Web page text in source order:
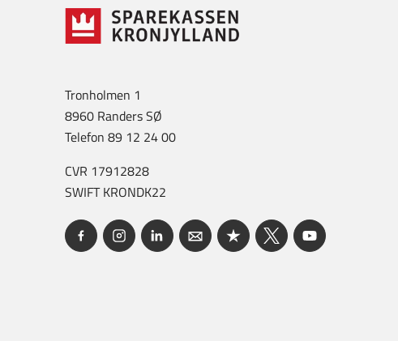
Tronholmen 1
8960 Randers SØ
Telefon 89 12 24 00
CVR 17912828
SWIFT KRONDK22